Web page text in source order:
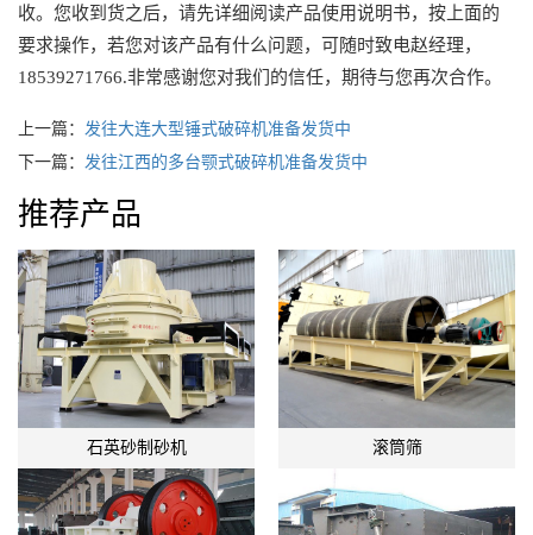
收。您收到货之后，请先详细阅读产品使用说明书，按上面的
要求操作，若您对该产品有什么问题，可随时致电赵经理，
18539271766.非常感谢您对我们的信任，期待与您再次合作。
上一篇： 发往大连大型锤式破碎机准备发货中
下一篇： 发往江西的多台颚式破碎机准备发货中
推荐产品
石英砂制砂机 滚筒筛